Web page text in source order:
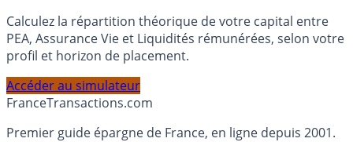
Simulateur d'Allocation
Calculez la répartition théorique de votre capital entre
PEA, Assurance Vie et Liquidités rémunérées, selon votre
profil et horizon de placement.
Accéder au simulateur
FranceTransactions.com